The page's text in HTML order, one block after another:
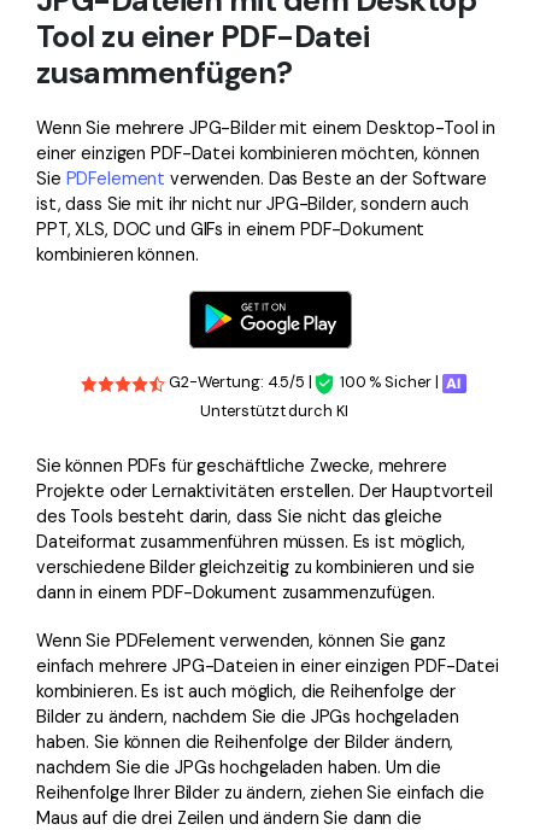
Tool zu einer PDF-Datei
zusammenfügen?
Wenn Sie mehrere JPG-Bilder mit einem Desktop-Tool in
einer einzigen PDF-Datei kombinieren möchten, können
Sie PDFelementverwenden. Das Beste an der Software
ist, dass Sie mit ihr nicht nur JPG-Bilder, sondern auch
PPT, XLS, DOC und GIFs in einem PDF-Dokument
kombinieren können.
G2-Wertung: 4.5/5 |
100 % Sicher |
Unterstützt durch KI
Sie können PDFs für geschäftliche Zwecke, mehrere
Projekte oder Lernaktivitäten erstellen. Der Hauptvorteil
des Tools besteht darin, dass Sie nicht das gleiche
Dateiformat zusammenführen müssen. Es ist möglich,
verschiedene Bilder gleichzeitig zu kombinieren und sie
dann in einem PDF-Dokument zusammenzufügen.
Wenn Sie PDFelement verwenden, können Sie ganz
einfach mehrere JPG-Dateien in einer einzigen PDF-Datei
kombinieren. Es ist auch möglich, die Reihenfolge der
Bilder zu ändern, nachdem Sie die JPGs hochgeladen
haben. Sie können die Reihenfolge der Bilder ändern,
nachdem Sie die JPGs hochgeladen haben. Um die
Reihenfolge Ihrer Bilder zu ändern, ziehen Sie einfach die
Maus auf die drei Zeilen und ändern Sie dann die